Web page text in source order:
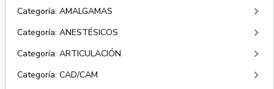
Categoría: AMALGAMAS keyboard_arrow_right
Categoría: ANESTÉSICOS keyboard_arrow_right
Categoría: ARTICULACIÓN keyboard_arrow_right
Categoría: CAD/CAM keyboard_arrow_right